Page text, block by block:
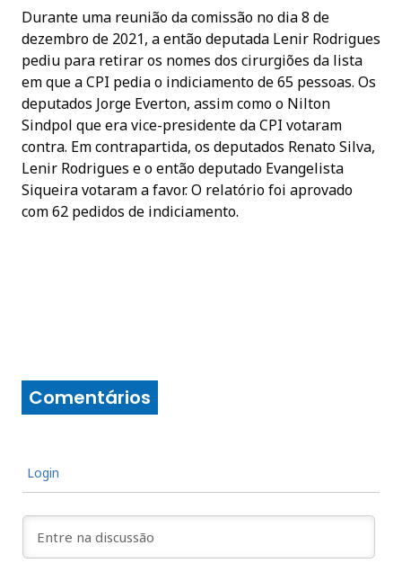
Durante uma reunião da comissão no dia 8 de
dezembro de 2021, a então deputada Lenir Rodrigues
pediu para retirar os nomes dos cirurgiões da lista
em que a CPI pedia o indiciamento de 65 pessoas. Os
deputados Jorge Everton, assim como o Nilton
Sindpol que era vice-presidente da CPI votaram
contra. Em contrapartida, os deputados Renato Silva,
Lenir Rodrigues e o então deputado Evangelista
Siqueira votaram a favor. O relatório foi aprovado
com 62 pedidos de indiciamento.
Comentários
Login